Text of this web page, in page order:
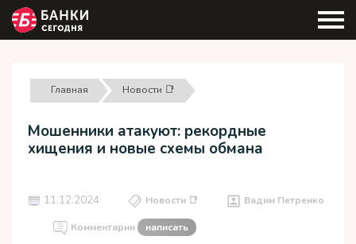
Главная Новости 📑
Мошенники атакуют: рекордные
хищения и новые схемы обмана
11.12.2024 Новости 📑 Вадим Петренко
Комментарии написать